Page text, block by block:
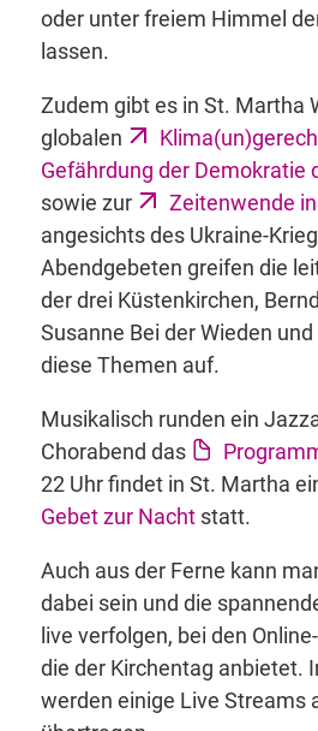
oder unter freiem Himmel
lassen.
Zudem gibt es in St. Martha
globalen
Gefährdung der Demokratie
sowie zur
Zeitenwende
angesichts des Ukraine-
Abendgebeten greifen die
der drei Küstenkirchen,
Susanne Bei der Wieden
diese Themen auf.
Musikalisch runden ein
Chorabend das
22 Uhr findet in St. Martha
Gebet zur Nachtstatt.
Auch aus der Ferne kann
dabei sein und die
live verfolgen, bei den
die der Kirchentag anbietet.
werden einige Live Streams